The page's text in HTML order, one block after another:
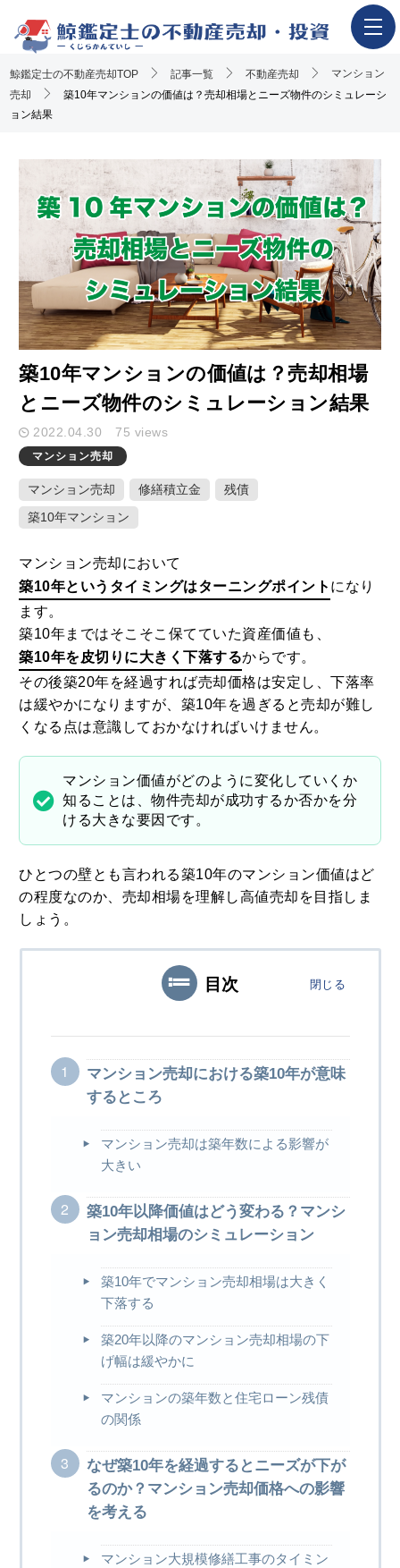
ホーム
不動産売却の流れ
アンケート調査概要
不動産売却体験談
執筆・監修者
おすすめ記事
Youtube解説記事
キーワード検索
1
固定資産税を減らすための活用方法
2020.10.01
2
MEホールディングスの評判！不動産売
買における特徴や口コミ評判のまとめ
土地や建物の不動産を学校法人に個人
4
2020.07.26
は？対応方法と注意点をまとめました
2020.08.24
鯨鑑定士の不動産売却TOP 記事一覧 不動産売却
マンション
売却
築10年マンションの価値は？売却相場とニーズ物件のシミュレーシ
ョン結果
築10年マンションの価値は？売却相場
とニーズ物件のシミュレーション結果
2022.04.30 75 views
マンション売却
マンション売却 修繕積立金
残債
築10年マンション
マンション売却において
築10年というタイミングはターニングポイント になり
ます。
築10年まではそこそこ保てていた資産価値も、
築10年を皮切りに大きく下落するからです。
その後築20年を経過すれば売却価格は安定し、下落率
は緩やかになりますが、築10年を過ぎると売却が難し
くなる点は意識しておかなければいけません。
マンション価値がどのように変化していくか
知ることは、物件売却が成功するか否かを分
ける大きな要因です。
ひとつの壁とも言われる築10年のマンション価値はど
の程度なのか、売却相場を理解し高値売却を目指しま
しょう。
目次 閉じる
マンション売却における築10年が意味
するところ
マンション売却は築年数による影響が
大きい
築10年以降価値はどう変わる？マンシ
ョン売却相場のシミュレーション
築10年でマンション売却相場は大きく
下落する
築20年以降のマンション売却相場の下
げ幅は緩やかに
マンションの築年数と住宅ローン残債
の関係
なぜ築10年を経過するとニーズが下が
るのか？マンション売却価格への影響
を考える
マンション大規模修繕工事のタイミン